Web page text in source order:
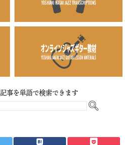
事を単語で検索できます